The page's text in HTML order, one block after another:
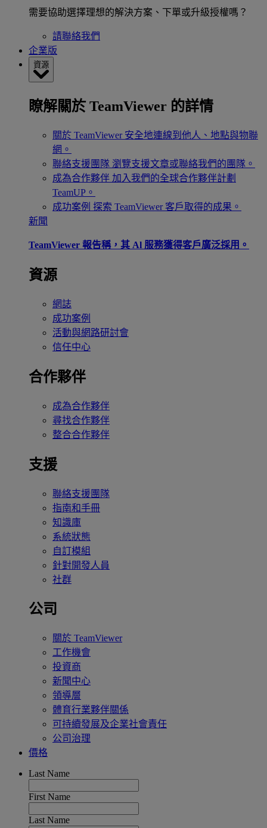
需要協助選擇理想的解決方案、下單或升級授權嗎？
請聯絡我們
企業版
資源
瞭解關於 TeamViewer 的詳情
關於 TeamViewer 安全地連線到他人、地點與物聯
網。
聯絡支援團隊 瀏覽支援文章或聯絡我們的團隊。
成為合作夥伴 加入我們的全球合作夥伴計劃
TeamUP。
成功案例 探索 TeamViewer 客戶取得的成果。
新聞
TeamViewer 報告稱，其 Al 服務獲得客戶廣泛採用。
資源
網誌
成功案例
活動與網路研討會
信任中心
合作夥伴
成為合作夥伴
尋找合作夥伴
整合合作夥伴
支援
聯絡支援團隊
指南和手冊
知識庫
系統狀態
自訂模組
針對開發人員
社群
公司
關於 TeamViewer
工作機會
投資商
新聞中心
領導層
體育行業夥伴關係
可持續發展及企業社會責任
公司治理
價格
Last Name
First Name
Last Name